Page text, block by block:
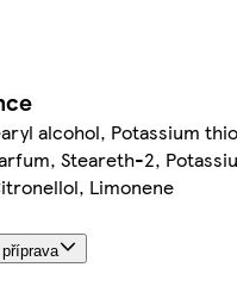
alcohol, Potassium
Steareth-2,
Limonene